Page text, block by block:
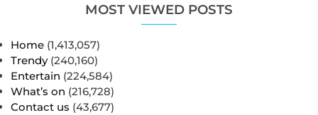
MOST VIEWED POSTS
Home (1,413,057)
Trendy (240,160)
Entertain (224,584)
What’s on (216,728)
Contact us (43,677)